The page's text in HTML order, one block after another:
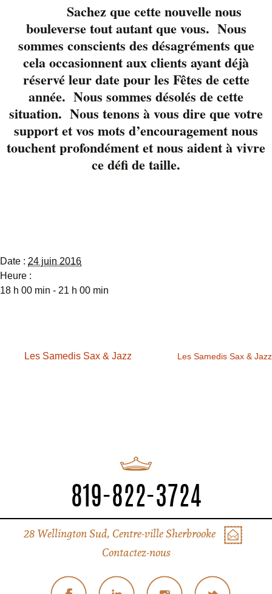
aguerri, Cathy
Laplante et Patsy
Sanders Musique nous
charment avec un
répertoire intimiste et
chaleureux.
À marquer à votre
calendrier.
Réservez votre table
819-822-3724
Date : 24 juin 2016
Heure :
18 h 00 min - 21 h 00 min
Les Samedis Sax & Jazz Les Samedis Sax & Jazz
819-822-3724
28 Wellington Sud, Centre-ville Sherbrooke
Contactez-nous
Sachez que cette nouvelle nous
bouleverse tout autant que vous. Nous
sommes conscients des désagréments que
cela occasionnent aux clients ayant déjà
réservé leur date pour les Fêtes de cette
année. Nous sommes désolés de cette
situation. Nous tenons à vous dire que votre
support et vos mots d’encouragement nous
touchent profondément et nous aident à vivre
ce défi de taille.